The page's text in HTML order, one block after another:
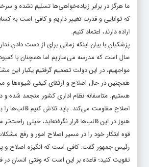
ما هرگز در برابر زیاده‌خواهی‌ها تسلیم نشده و
که توانایی و قدرت تغییر داریم و کافی است به
اراده دارند، اعتماد کنیم.
سال است که مدرسه می‌سازیم اما همچنان با
مواجهیم، در این دولت تصمیم گرفتیم یکبار این
همچنین در حال اصلاح و ارتقای کیفی شیوه‌ها و
هستیم. متاسفانه نظام اداری کشور منجمد شده و در
اصلاح مقاومت می‌کند. باید تلاش کنیم قالب‌ها را
هنوز در این قالب‌ها قرار نگرفته‌اید، خیلی
قوه ابتکار خود را در مسیر اصلاح امور و رفع
رئیس جمهور گفت: کافی است که انگیزه اصلاح و
تقویت کنید؛ قاعده بر این است که وقتی انسان